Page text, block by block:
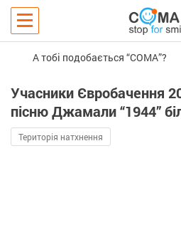
А тобі подобається “COMA”?
Учасники Євробачення
пісню Джамали “1944”
Територія натхнення